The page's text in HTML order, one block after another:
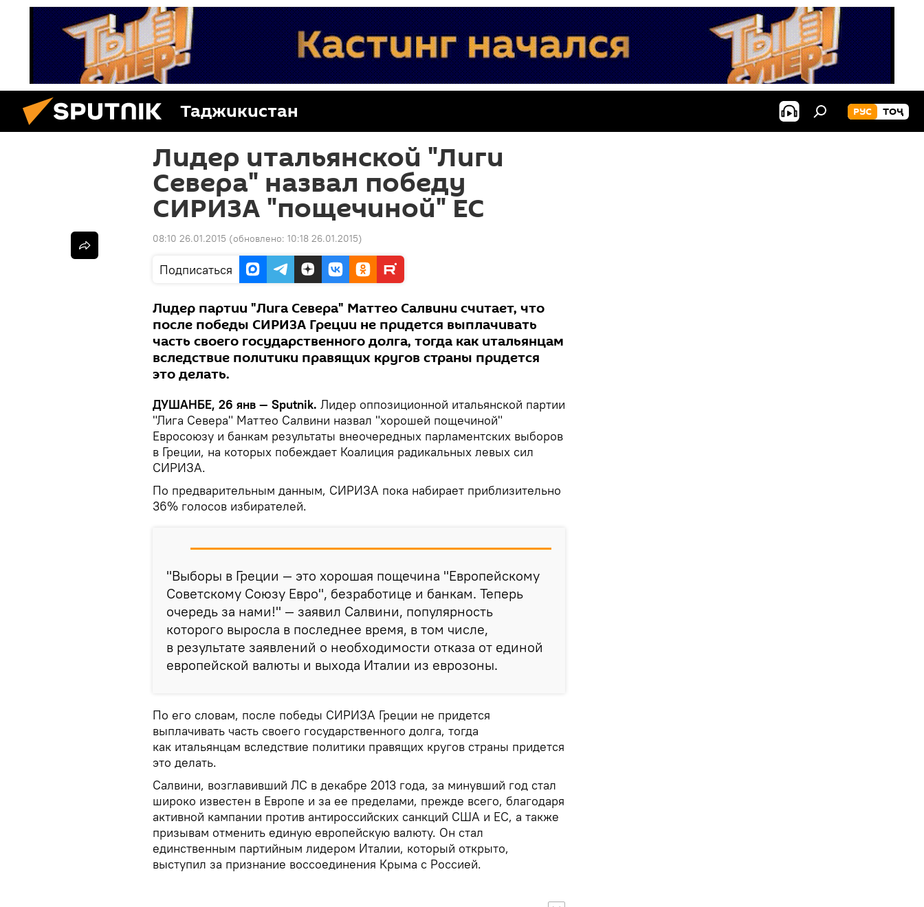
Таджикистан РУС ТОҶ
Лидер итальянской "Лиги
Севера" назвал победу
СИРИЗА "пощечиной" ЕС
08:10 26.01.2015 (обновлено: 10:18 26.01.2015)
Подписаться
Лидер партии "Лига Севера" Маттео Салвини считает, что
после победы СИРИЗА Греции не придется выплачивать
часть своего государственного долга, тогда как итальянцам
вследствие политики правящих кругов страны придется
это делать.
ДУШАНБЕ, 26 янв — Sputnik. Лидер оппозиционной итальянской партии
"Лига Севера" Маттео Салвини назвал "хорошей пощечиной"
Евросоюзу и банкам результаты внеочередных парламентских выборов
в Греции, на которых побеждает Коалиция радикальных левых сил
СИРИЗА.
По предварительным данным, СИРИЗА пока набирает приблизительно
36% голосов избирателей.
"Выборы в Греции — это хорошая пощечина "Европейскому
Советскому Союзу Евро", безработице и банкам. Теперь
очередь за нами!" — заявил Салвини, популярность
которого выросла в последнее время, в том числе,
в результате заявлений о необходимости отказа от единой
европейской валюты и выхода Италии из еврозоны.
По его словам, после победы СИРИЗА Греции не придется
выплачивать часть своего государственного долга, тогда
как итальянцам вследствие политики правящих кругов страны придется
это делать.
Салвини, возглавивший ЛС в декабре 2013 года, за минувший год стал
широко известен в Европе и за ее пределами, прежде всего, благодаря
активной кампании против антироссийских санкций США и ЕС, а также
призывам отменить единую европейскую валюту. Он стал
единственным партийным лидером Италии, который открыто,
выступил за признание воссоединения Крыма с Россией.